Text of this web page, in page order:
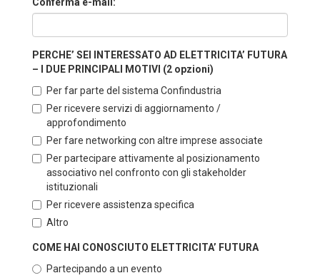
PERCHE’ SEI INTERESSATO AD ELETTRICITA’ FUTURA
– I DUE PRINCIPALI MOTIVI (2 opzioni)
Per far parte del sistema Confindustria
Per ricevere servizi di aggiornamento /
approfondimento
Per fare networking con altre imprese associate
Per partecipare attivamente al posizionamento
associativo nel confronto con gli stakeholder
istituzionali
Per ricevere assistenza specifica
Altro
COME HAI CONOSCIUTO ELETTRICITA’ FUTURA
Partecipando a un evento